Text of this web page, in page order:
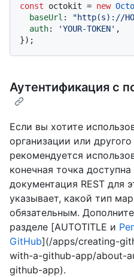
const octokit = new
baseUrl : "http(s)://
auth: 'YOUR-TOKEN' ,
Аутентификация с
Если вы хотите
организации или
рекомендуется
конечная точка
документация REST для
указывает, какой тип
обязательным.
разделе [AUTOTITLE и
GitHub](/apps/creating-
with-a-github-app/about-
github-app).